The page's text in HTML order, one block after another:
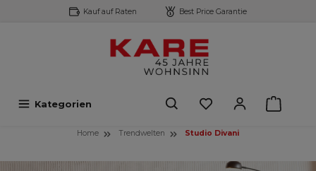
springen Kauf auf Raten Best Price Garantie
Kategorien
Home Trendwelten Studio Divani